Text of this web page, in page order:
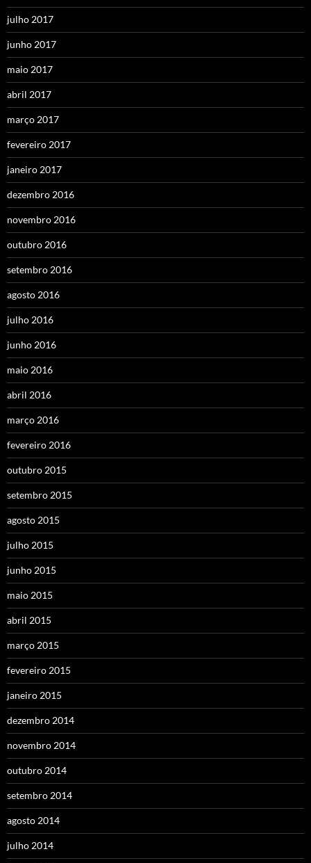
julho 2017
junho 2017
maio 2017
abril 2017
março 2017
fevereiro 2017
janeiro 2017
dezembro 2016
novembro 2016
outubro 2016
setembro 2016
agosto 2016
julho 2016
junho 2016
maio 2016
abril 2016
março 2016
fevereiro 2016
outubro 2015
setembro 2015
agosto 2015
julho 2015
junho 2015
maio 2015
abril 2015
março 2015
fevereiro 2015
janeiro 2015
dezembro 2014
novembro 2014
outubro 2014
setembro 2014
agosto 2014
julho 2014